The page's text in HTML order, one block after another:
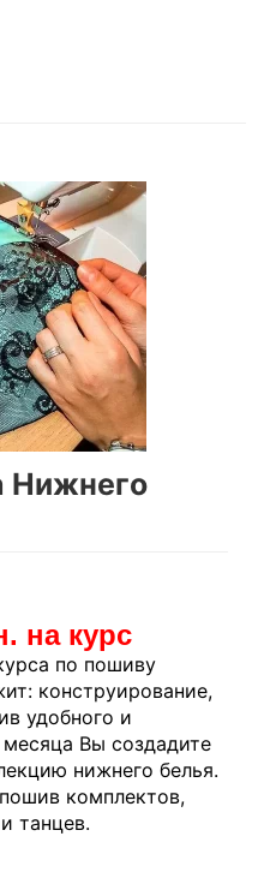
Нижнего
на курс
по пошиву
конструирование,
удобного и
Вы создадите
нижнего белья.
комплектов,
танцев.